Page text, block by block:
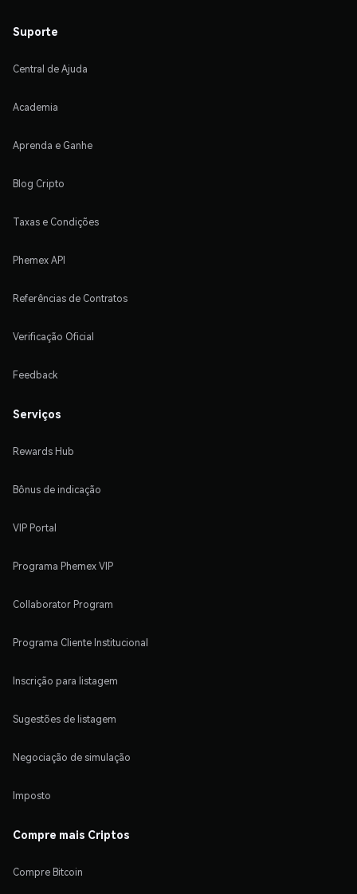
Suporte
Central de Ajuda
Academia
Aprenda e Ganhe
Blog Cripto
Taxas e Condições
Phemex API
Referências de Contratos
Verificação Oficial
Feedback
Serviços
Rewards Hub
Bônus de indicação
VIP Portal
Programa Phemex VIP
Collaborator Program
Programa Cliente Institucional
Inscrição para listagem
Sugestões de listagem
Negociação de simulação
Imposto
Compre mais Criptos
Compre Bitcoin